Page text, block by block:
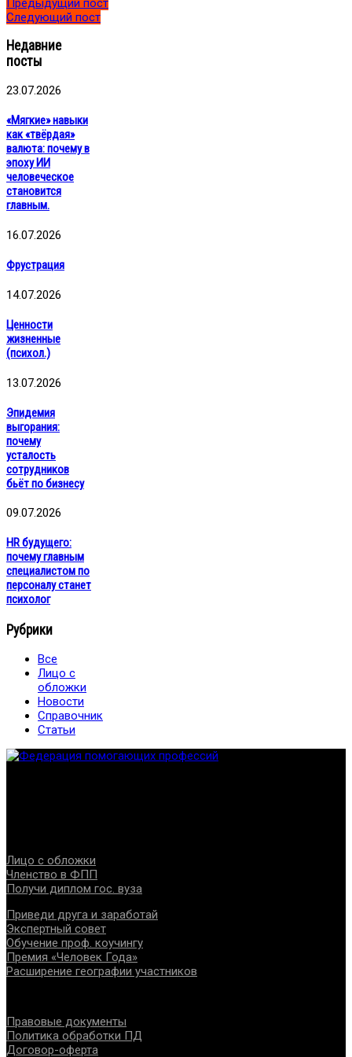
Предыдущий пост
Следующий пост
Недавние
посты
23.07.2026
«Мягкие» навыки
как «твёрдая»
валюта: почему в
эпоху ИИ
человеческое
становится
главным.
16.07.2026
Фрустрация
14.07.2026
Ценности
жизненные
(психол.)
13.07.2026
Эпидемия
выгорания:
почему
усталость
сотрудников
бьёт по бизнесу
09.07.2026
HR будущего:
почему главным
специалистом по
персоналу станет
психолог
Рубрики
Все
Лицо с
обложки
Новости
Справочник
Статьи
Лицо с обложки
Членство в ФПП
Получи диплом гос. вуза
Приведи друга и заработай
Экспертный совет
Обучение проф. коучингу
Премия «Человек Года»
Расширение географии участников
Правовые документы
Политика обработки ПД
Договор-оферта